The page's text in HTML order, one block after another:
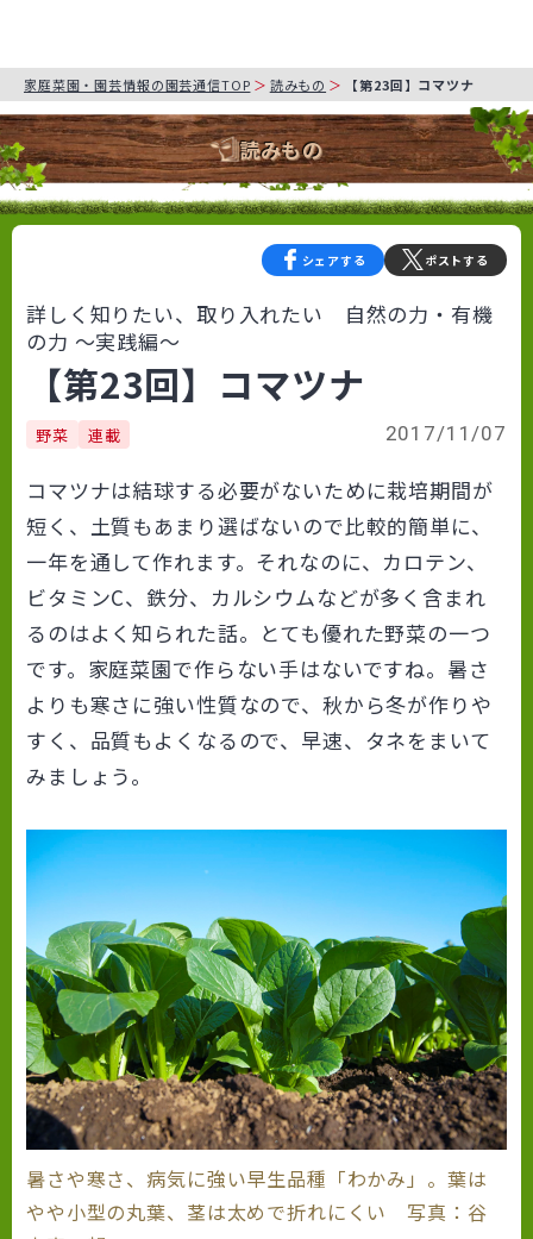
家庭菜園・園芸情報の園芸通信TOP 読みもの 【第23回】コマツナ
読みもの
シェアする ポストする
詳しく知りたい、取り入れたい 自然の力・有機
の力 〜実践編〜
【第23回】コマツナ
野菜 連載 2017/11/07
コマツナは結球する必要がないために栽培期間が
短く、土質もあまり選ばないので比較的簡単に、
一年を通して作れます。それなのに、カロテン、
ビタミンC、鉄分、カルシウムなどが多く含まれ
るのはよく知られた話。とても優れた野菜の一つ
です。家庭菜園で作らない手はないですね。暑さ
よりも寒さに強い性質なので、秋から冬が作りや
すく、品質もよくなるので、早速、タネをまいて
みましょう。
暑さや寒さ、病気に強い早生品種「わかみ」。葉は
やや小型の丸葉、茎は太めで折れにくい 写真：谷